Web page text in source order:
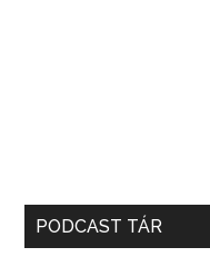
PODCAST TÁR